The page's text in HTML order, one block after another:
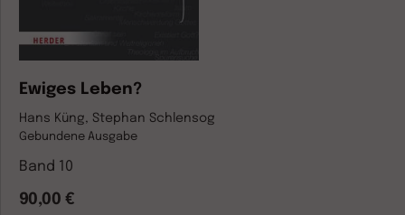
Ewiges Leben?
Hans Küng, Stephan Schlensog
Gebundene Ausgabe
Band 10
90,00 €